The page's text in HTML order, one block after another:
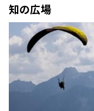
知の広場